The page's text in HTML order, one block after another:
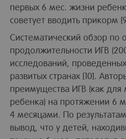
первых 6 мес. жизни
советует вводить прикорм
Систематический обзор по
продолжительности ИГВ
исследований,
развитых странах [10].
преимущества ИГВ (как для
ребенка) на протяжении 6
4 месяцами. По
вывод, что у детей,